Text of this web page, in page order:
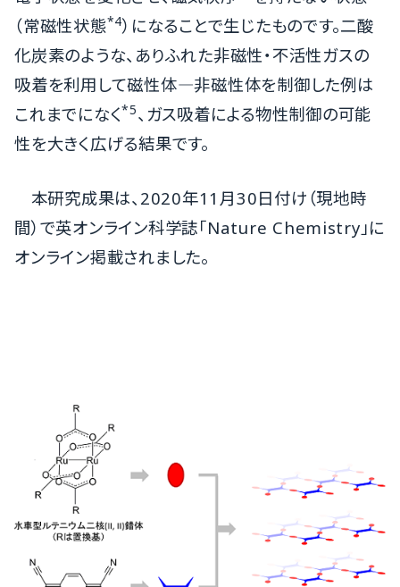
（常磁性状態*4）になることで生じたものです。二酸
化炭素のような、ありふれた非磁性・不活性ガスの
吸着を利用して磁性体―非磁性体を制御した例は
これまでになく*5、ガス吸着による物性制御の可能
性を大きく広げる結果です。
本研究成果は、2020年11月30日付け（現地時
間）で英オンライン科学誌「Nature Chemistry」に
オンライン掲載されました。